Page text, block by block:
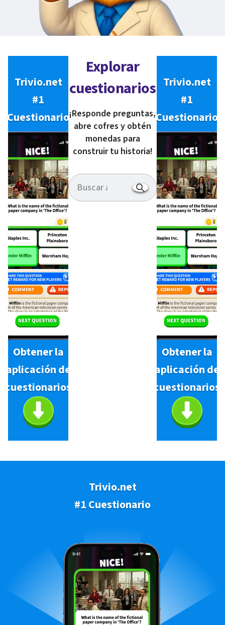
Trivio.net
#1
Cuestionario
Obtener la
aplicación de
cuestionarios
Explorar
cuestionarios
¡Responde preguntas,
abre cofres y obtén
monedas para
construir tu historia!
Trivio.net
#1
Cuestionario
Obtener la
aplicación de
cuestionarios
Trivio.net
#1 Cuestionario